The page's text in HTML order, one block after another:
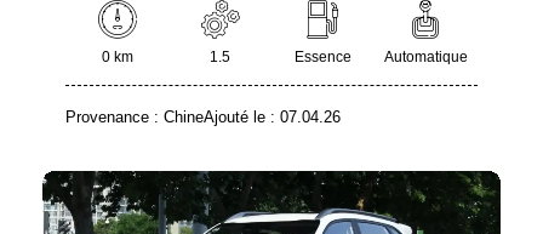
0 km 1.5 Essence Automatique
Provenance : ChineAjouté le : 07.04.26